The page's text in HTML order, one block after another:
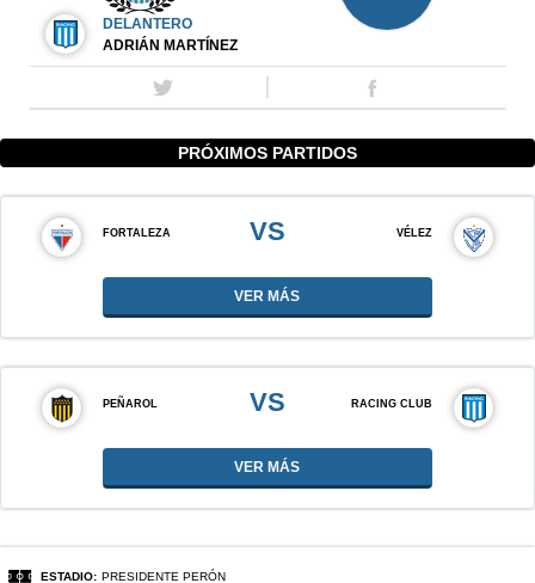
DELANTERO
ADRIÁN MARTÍNEZ
PRÓXIMOS PARTIDOS
FORTALEZA VS VÉLEZ
VER MÁS
PEÑAROL VS RACING CLUB
VER MÁS
ESTADIO: PRESIDENTE PERÓN